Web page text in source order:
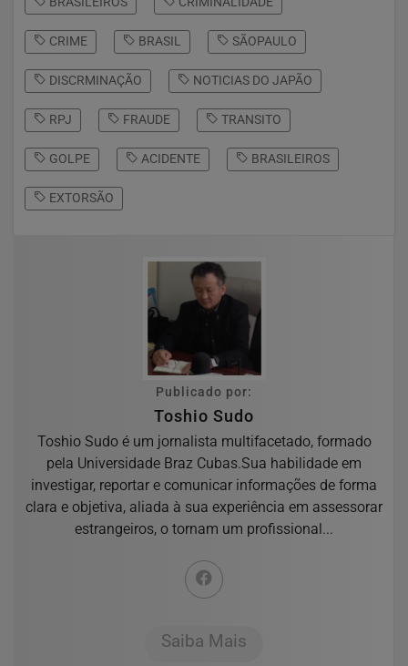
CRIME BRASIL SÃOPAULO
DISCRMINAÇÃO NOTICIAS DO JAPÃO
RPJ FRAUDE TRANSITO
GOLPE ACIDENTE BRASILEIROS
EXTORSÃO
Publicado por:
Toshio Sudo
Toshio Sudo é um jornalista multifacetado, formado
pela Universidade Braz Cubas.Sua habilidade em
investigar, reportar e comunicar informações de forma
clara e objetiva, aliada à sua experiência em assessorar
estrangeiros, o tornam um profissional...
Saiba Mais